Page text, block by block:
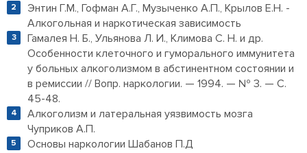
Энтин Г.М., Гофман А.Г., Музыченко А.П., Крылов Е.Н. -
Алкогольная и наркотическая зависимость
Гамалея Н. Б., Ульянова Л. И., Климова С. Н. и др.
Особенности клеточного и гуморального иммунитета
у больных алкоголизмом в абстинентном состоянии и
в ремиссии // Вопр. наркологии. — 1994. — № 3. — С.
45-48.
Алкоголизм и латеральная уязвимость мозга
Чуприков А.П.
Основы наркологии Шабанов П.Д